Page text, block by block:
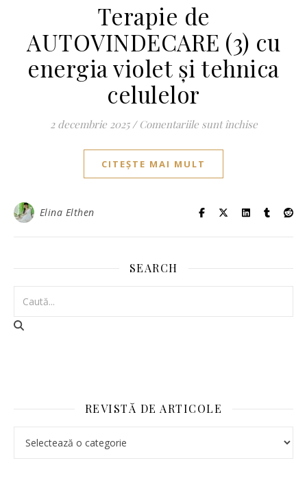
Terapie de
AUTOVINDECARE (3) cu
energia violet și tehnica
celulelor
2 decembrie 2025 / Comentariile sunt închisepentru
CITEȘTE MAI MULT
Elina Elthen
SEARCH
REVISTĂ DE ARTICOLE